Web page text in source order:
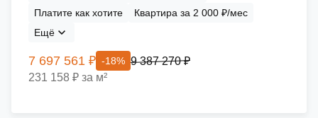
Платите как хотите
Квартира за 2 000 ₽/мес
Ещё
7 697 561 ₽ -18% 9 387 270 ₽
231 158 ₽ за м²